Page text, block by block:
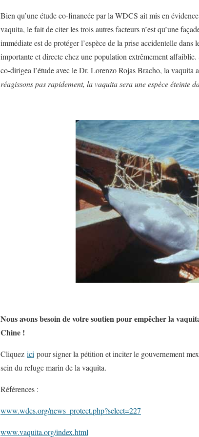
Bien qu’une étude co-financée par la WDCS ait mis en
vaquita, le fait de citer les trois autres facteurs n’est qu’une
immédiate est de protéger l’espèce de la prise accidentelle
importante et directe chez une population extrêmement
co-dirigea l’étude avec le Dr. Lorenzo Rojas Bracho, la vaquita
réagissons pas rapidement, la vaquita sera une espèce éteinte
Nous avons besoin de votre soutien pour empêcher la
Chine !
Cliquez ici pour signer la pétition et inciter le gouvernement
sein du refuge marin de la vaquita.
Références :
www.wdcs.org/news_protect.php?select=227
www.vaquita.org/index.html